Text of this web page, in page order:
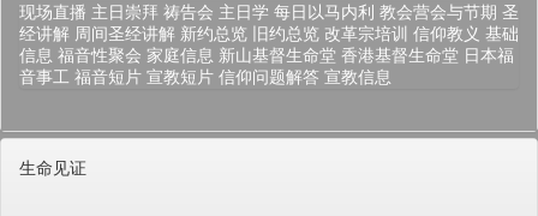
现场直播 主日崇拜 祷告会 主日学 每日以马内利 教会营会与节期 圣
经讲解 周间圣经讲解 新约总览 旧约总览 改革宗培训 信仰教义 基础
信息 福音性聚会 家庭信息 新山基督生命堂 香港基督生命堂 日本福
音事工 福音短片 宣教短片 信仰问题解答 宣教信息
生命见证